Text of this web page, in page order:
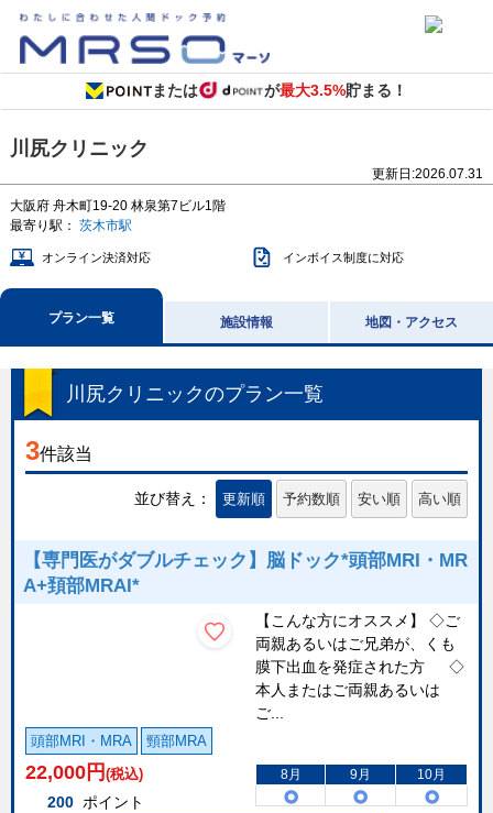
または が最大3.5%貯まる！
川尻クリニック
更新日:2026.07.31
大阪府 舟木町19-20 林泉第7ビル1階
最寄り駅： 茨木市駅
オンライン決済対応 インボイス制度に対応
プラン一覧 施設情報 地図・アクセス
川尻クリニックのプラン一覧
3件該当
並び替え： 更新順 予約数順 安い順 高い順
【専門医がダブルチェック】脳ドック*頭部MRI・MR
A+頚部MRAI*
【こんな方にオススメ】 ◇ご
両親あるいはご兄弟が、くも
膜下出血を発症された方 ◇
本人またはご両親あるいは
ご...
頭部MRI・MRA 頸部MRA
22,000 円 (税込)
200 ポイント
8月 9月 10月